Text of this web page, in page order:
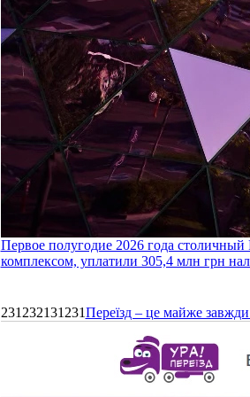
Первое полугодие 2026 года
комплексом, уплатили 305,4 млн грн
231232131231Переїзд – це майже